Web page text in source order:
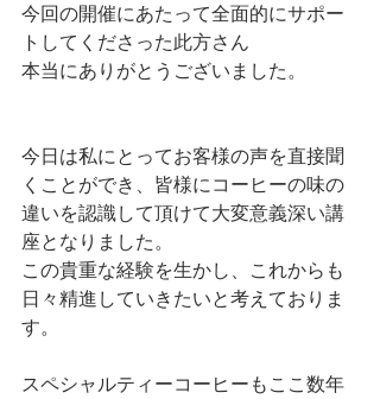
今回の開催にあたって全面的にサポー
トしてくださった此方さん
本当にありがとうございました。
今日は私にとってお客様の声を直接聞
くことができ、皆様にコーヒーの味の
違いを認識して頂けて大変意義深い講
座となりました。
この貴重な経験を生かし、これからも
日々精進していきたいと考えておりま
す。
スペシャルティーコーヒーもここ数年